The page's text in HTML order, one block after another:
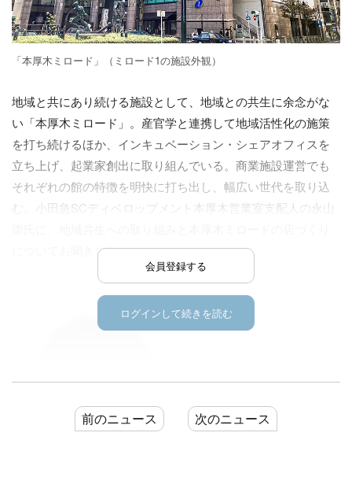
「本厚木ミロード」（ミロード1の施設外観）
会員登録する
ログインして続きを読む
地域と共にあり続ける施設として、地域との共生に余念がな
い「本厚木ミロード」。産官学と連携して地域活性化の施策
を打ち続けるほか、インキュベーション・シェアオフィスを
立ち上げ、起業家創出に取り組んでいる。商業施設運営でも
それぞれの館の特徴を明快に打ち出し、幅広い世代を取り込
む。小田急SCディベロップメント本厚木営業室支配人の永山
についてお聞きした。
前のニュース 次のニュース